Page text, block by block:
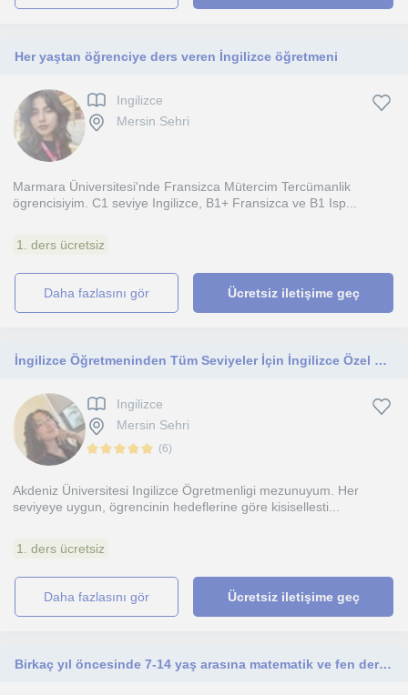
Her yaştan öğrenciye ders veren İngilizce öğretmeni
Ingilizce
Mersin Sehri
Marmara Üniversitesi'nde Fransizca Mütercim Tercümanlik
ögrencisiyim. C1 seviye Ingilizce, B1+ Fransizca ve B1 Isp...
1. ders ücretsiz
daha fazlasını gör Ücretsiz iletişime geç
İngilizce Öğretmeninden Tüm Seviyeler İçin İngilizce Özel Ders
Ingilizce
Mersin Sehri
(6)
Akdeniz Üniversitesi Ingilizce Ögretmenligi mezunuyum. Her
seviyeye uygun, ögrencinin hedeflerine göre kisisellesti...
1. ders ücretsiz
daha fazlasını gör Ücretsiz iletişime geç
Birkaç yıl öncesinde 7-14 yaş arasına matematik ve fen dersi veriyordum.Daha sonra LGS ve 9/10. sınıfa ders devam ettim.